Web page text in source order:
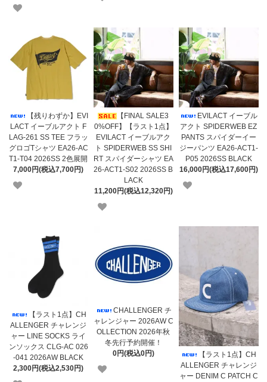
【残りわずか】EVI
LACT イーブルアクト F
LAG-261 SS TEE フラッ
グロゴTシャツ EA26-AC
T1-T04 2026SS 2色展開
7,000円(税込7,700円)
【FINAL SALE3
0%OFF】【ラスト1点】
EVILACT イーブルアク
ト SPIDERWEB SS SHI
RT スパイダーシャツ EA
26-ACT1-S02 2026SS B
LACK
11,200円(税込12,320円)
EVILACT イーブル
アクト SPIDERWEB EZ
PANTS スパイダーイー
ジーパンツ EA26-ACT1-
P05 2026SS BLACK
16,000円(税込17,600円)
【ラスト1点】CH
ALLENGER チャレンジ
ャー LINE SOCKS ライ
ンソックス CLG-AC 026
-041 2026AW BLACK
2,300円(税込2,530円)
CHALLENGER チ
ャレンジャー 2026AW C
OLLECTION 2026年秋
冬先行予約開催！
0円(税込0円)
【ラスト1点】CH
ALLENGER チャレンジ
ャー DENIM C PATCH C